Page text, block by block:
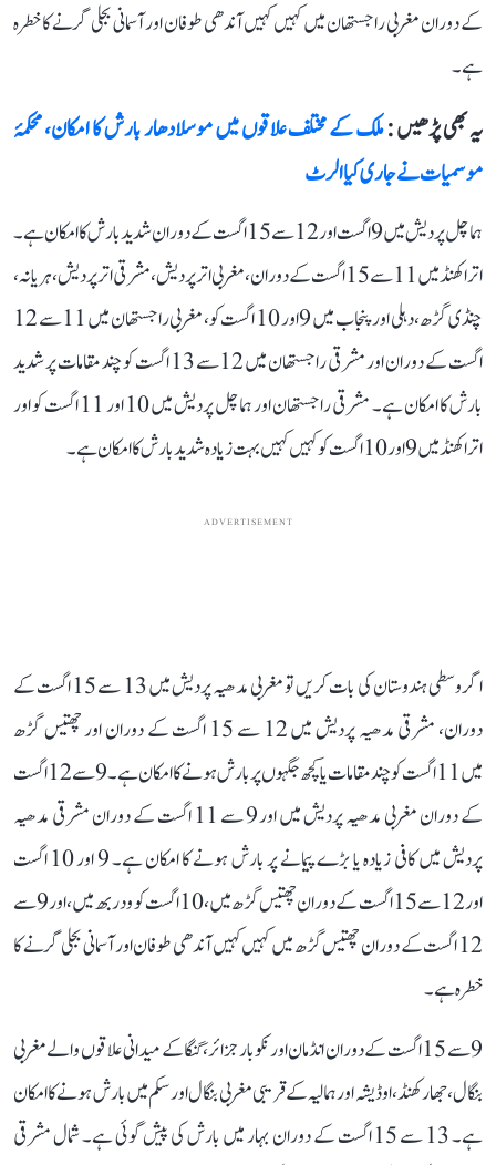
کے دوران مغربی راجستھان میں کہیں کہیں آندھی طوفان اور آسمانی بجلی گرنے کا خطرہ
ہے۔
یہ بھی پڑھیں :ملک کے مختلف علاقوں میں موسلادھار بارش کا امکان، محکمۂ
موسمیات نے جاری کیا الرٹ
ہماچل پردیش میں 9 اگست اور 12 سے 15 اگست کے دوران شدید بارش کا امکان ہے۔
اتراکھنڈ میں 11 سے 15 اگست کے دوران، مغربی اتر پردیش، مشرقی اتر پردیش، ہریانہ،
چنڈی گڑھ، دہلی اور پنجاب میں 9 اور 10 اگست کو، مغربی راجستھان میں 11 سے 12
اگست کے دوران اور مشرقی راجستھان میں 12 سے 13 اگست کو چند مقامات پر شدید
بارش کا امکان ہے۔ مشرقی راجستھان اور ہماچل پردیش میں 10 اور 11 اگست کو اور
اتراکھنڈ میں 9 اور 10 اگست کو کہیں کہیں بہت زیادہ شدید بارش کا امکان ہے۔
ADVERTISEMENT
اگر وسطی ہندوستان کی بات کریں تو مغربی مدھیہ پردیش میں 13 سے 15 اگست کے
دوران، مشرقی مدھیہ پردیش میں 12 سے 15 اگست کے دوران اور چھتیس گڑھ
میں 11 اگست کو چند مقامات یا کچھ جگہوں پر بارش ہونے کا امکان ہے۔ 9 سے 12 اگست
کے دوران مغربی مدھیہ پردیش میں اور 9 سے 11 اگست کے دوران مشرقی مدھیہ
پردیش میں کافی زیادہ یا بڑے پیمانے پر بارش ہونے کا امکان ہے۔ 9 اور 10 اگست
اور 12 سے 15 اگست کے دوران چھتیس گڑھ میں، 10 اگست کو ودربھ میں، اور 9 سے
12 اگست کے دوران چھتیس گڑھ میں کہیں کہیں آندھی طوفان اور آسمانی بجلی گرنے کا
خطرہ ہے۔
9 سے 15 اگست کے دوران انڈمان اور نکوبار جزائر، گنگا کے میدانی علاقوں والے مغربی
بنگال، جھارکھنڈ، اوڈیشہ اور ہمالیہ کے قریبی مغربی بنگال اور سکم میں بارش ہونے کا امکان
ہے۔ 13 سے 15 اگست کے دوران بہار میں بارش کی پیش گوئی ہے۔ شمال مشرقی